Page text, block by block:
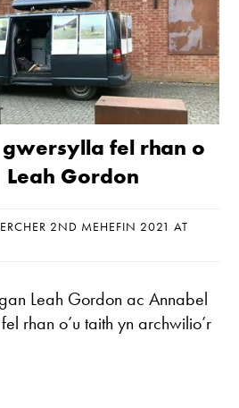
fel rhan o
Gordon
2ND MEHEFIN 2021 AT
Leah Gordon ac Annabel
rhan o’u taith yn archwilio’r